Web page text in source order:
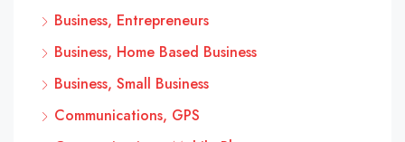
Business, Entrepreneurs
Business, Home Based Business
Business, Small Business
Communications, GPS